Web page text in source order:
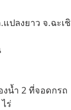
ข่าวอสังหาฉะ
ปลงยาว จ.ฉะเชิ
น้ำ 2 ที่จอดกรถ
ร่